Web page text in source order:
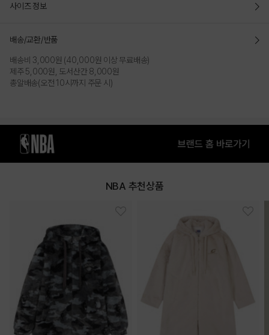
편안하고 여유있는 루즈핏으로 캐주얼하게 연출 가능
DETAIL
메쉬 텍스쳐를 표현한 아치형 팀 명 레터링, 로고맨 프린트로 NBA만의
헤리티지를 강조함
가볍고 소프트한 터치감의 나일론 소재를 사용
홑겹으로 맨살에 닿아도 소프트한 터치감을 제공
사이즈 정보
배송/교환/반품
배송비 3,000원 (40,000원 이상 무료배송)
제주 5,000원, 도서산간 8,000원
총알배송(오전 10시까지 주문 시)
NBA 추천상품